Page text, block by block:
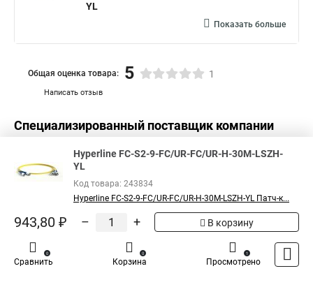
YL
Показать больше
Написать отзыв
Общая оценка товара: 5 1
Специализированный поставщик компании
Hyperline FC-S2-9-FC/UR-FC/UR-H-30M-LSZH-
YL
Код товара: 243834
Hyperline FC-S2-9-FC/UR-FC/UR-H-30M-LSZH-YL Патч-к...
943,80 ₽ – + В корзину
Сравнить
0
Корзина
0
Просмотрено
1